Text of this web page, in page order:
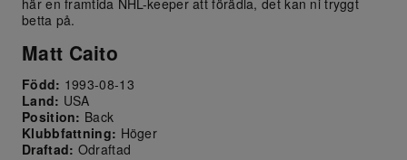
här en framtida NHL-keeper att förädla, det kan ni tryggt
betta på.
Matt Caito
Född: 1993-08-13
Land: USA
Position: Back
Klubbfattning: Höger
Draftad: Odraftad